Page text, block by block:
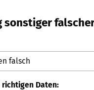
sonstiger
Daten: